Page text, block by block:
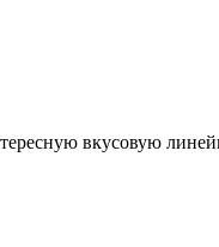
вкусовую